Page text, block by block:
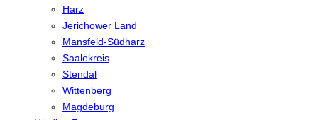
Harz
Jerichower Land
Mansfeld-Südharz
Saalekreis
Stendal
Wittenberg
Magdeburg